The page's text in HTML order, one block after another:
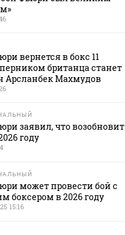
вернется в бокс 11
британца станет
Арсланбек Махмудов
заявил, что возобновит
году
может провести бой с
боксером в 2026 году
15:16